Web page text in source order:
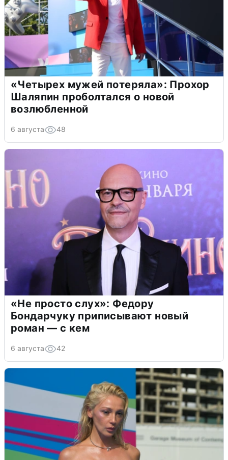
«Четырех мужей потеряла»: Прохор
Шаляпин проболтался о новой
возлюбленной
6 августа 48
«Не просто слух»: Федору
Бондарчуку приписывают новый
роман — с кем
6 августа 42